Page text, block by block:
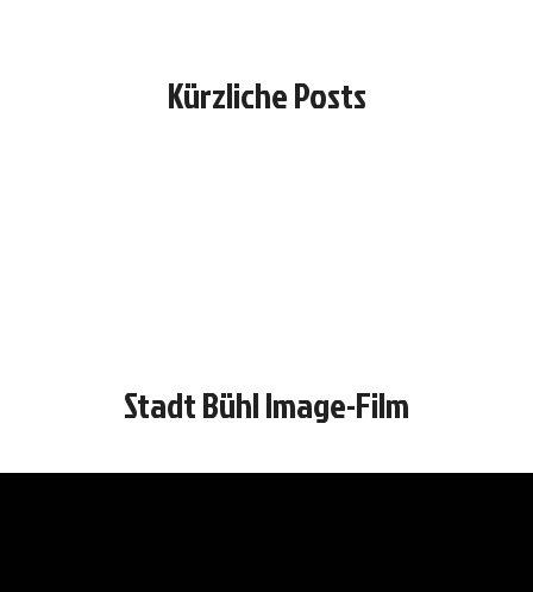
Kürzliche Posts
Stadt Bühl Image-Film